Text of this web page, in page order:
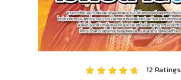
12Ratings